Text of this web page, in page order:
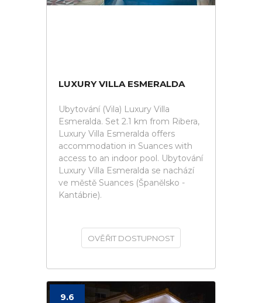
LUXURY VILLA ESMERALDA
Ubytování (Vila) Luxury Villa
Esmeralda. Set 2.1 km from Ribera,
Luxury Villa Esmeralda offers
accommodation in Suances with
access to an indoor pool. Ubytování
Luxury Villa Esmeralda se nachází
ve městě Suances (Španělsko -
Kantábrie).
OVĚŘIT DOSTUPNOST
9.6